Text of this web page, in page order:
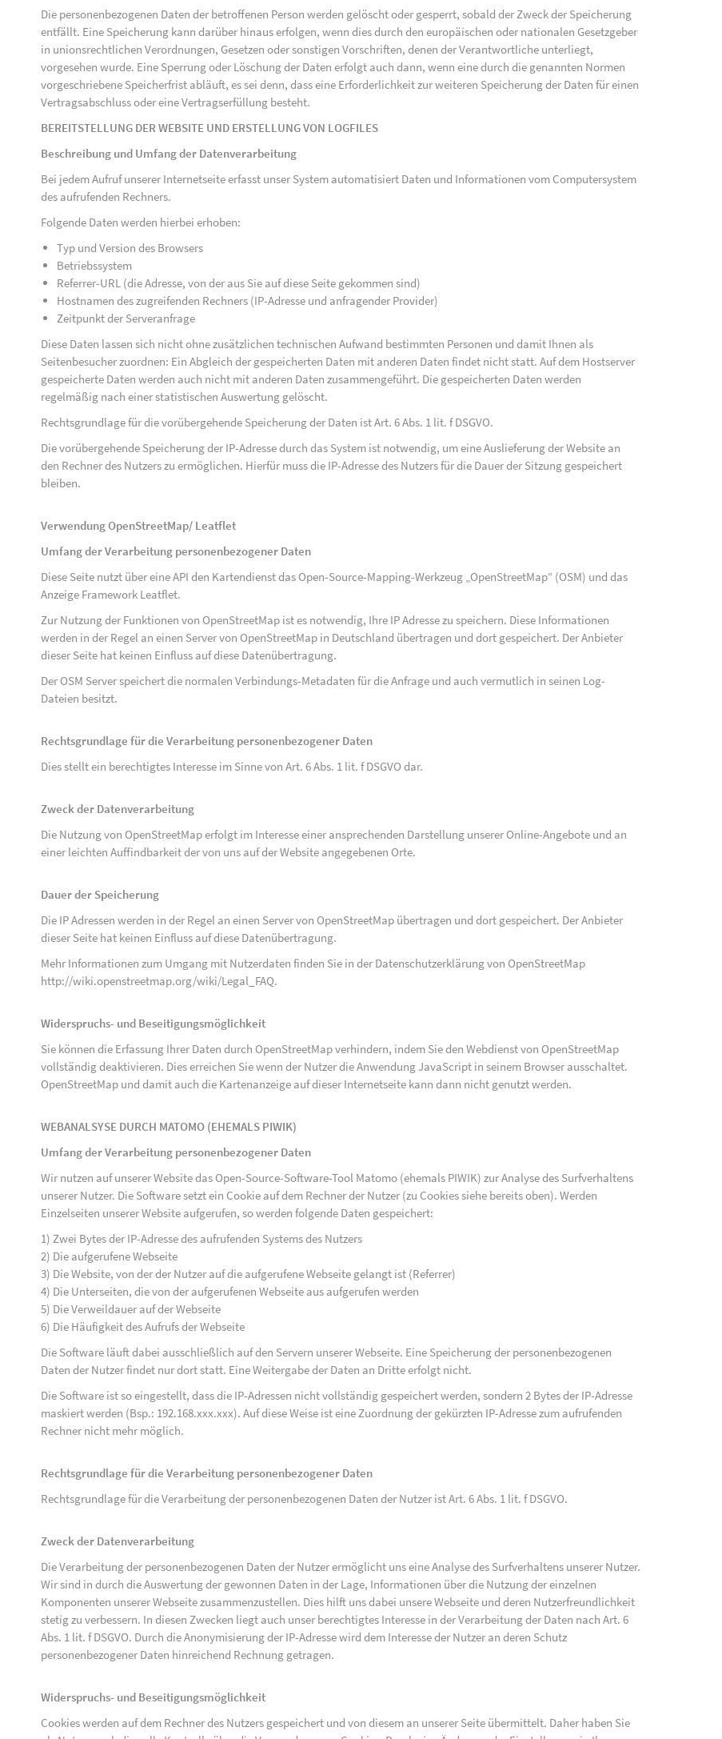
Die personenbezogenen Daten der betroffenen Person werden gelöscht oder gesperrt, sobald der Zweck der Speicherung
entfällt. Eine Speicherung kann darüber hinaus erfolgen, wenn dies durch den europäischen oder nationalen Gesetzgeber
in unionsrechtlichen Verordnungen, Gesetzen oder sonstigen Vorschriften, denen der Verantwortliche unterliegt,
vorgesehen wurde. Eine Sperrung oder Löschung der Daten erfolgt auch dann, wenn eine durch die genannten Normen
vorgeschriebene Speicherfrist abläuft, es sei denn, dass eine Erforderlichkeit zur weiteren Speicherung der Daten für einen
Vertragsabschluss oder eine Vertragserfüllung besteht.
BEREITSTELLUNG DER WEBSITE UND ERSTELLUNG VON LOGFILES
Beschreibung und Umfang der Datenverarbeitung
Bei jedem Aufruf unserer Internetseite erfasst unser System automatisiert Daten und Informationen vom Computersystem
des aufrufenden Rechners.
Folgende Daten werden hierbei erhoben:
Typ und Version des Browsers
Betriebssystem
Referrer-URL (die Adresse, von der aus Sie auf diese Seite gekommen sind)
Hostnamen des zugreifenden Rechners (IP-Adresse und anfragender Provider)
Zeitpunkt der Serveranfrage
Diese Daten lassen sich nicht ohne zusätzlichen technischen Aufwand bestimmten Personen und damit Ihnen als
Seitenbesucher zuordnen: Ein Abgleich der gespeicherten Daten mit anderen Daten findet nicht statt. Auf dem Hostserver
gespeicherte Daten werden auch nicht mit anderen Daten zusammengeführt. Die gespeicherten Daten werden
regelmäßig nach einer statistischen Auswertung gelöscht.
Rechtsgrundlage für die vorübergehende Speicherung der Daten ist Art. 6 Abs. 1 lit. f DSGVO.
Die vorübergehende Speicherung der IP-Adresse durch das System ist notwendig, um eine Auslieferung der Website an
den Rechner des Nutzers zu ermöglichen. Hierfür muss die IP-Adresse des Nutzers für die Dauer der Sitzung gespeichert
bleiben.
Verwendung OpenStreetMap/ Leatflet
Umfang der Verarbeitung personenbezogener Daten
Diese Seite nutzt über eine API den Kartendienst das Open-Source-Mapping-Werkzeug „OpenStreetMap“ (OSM) und das
Anzeige Framework Leatflet.
Zur Nutzung der Funktionen von OpenStreetMap ist es notwendig, Ihre IP Adresse zu speichern. Diese Informationen
werden in der Regel an einen Server von OpenStreetMap in Deutschland übertragen und dort gespeichert. Der Anbieter
dieser Seite hat keinen Einfluss auf diese Datenübertragung.
Der OSM Server speichert die normalen Verbindungs-Metadaten für die Anfrage und auch vermutlich in seinen Log-
Dateien besitzt.
Rechtsgrundlage für die Verarbeitung personenbezogener Daten
Dies stellt ein berechtigtes Interesse im Sinne von Art. 6 Abs. 1 lit. f DSGVO dar.
Zweck der Datenverarbeitung
Die Nutzung von OpenStreetMap erfolgt im Interesse einer ansprechenden Darstellung unserer Online-Angebote und an
einer leichten Auffindbarkeit der von uns auf der Website angegebenen Orte.
Dauer der Speicherung
Die IP Adressen werden in der Regel an einen Server von OpenStreetMap übertragen und dort gespeichert. Der Anbieter
dieser Seite hat keinen Einfluss auf diese Datenübertragung.
Mehr Informationen zum Umgang mit Nutzerdaten finden Sie in der Datenschutzerklärung von OpenStreetMap
http://wiki.openstreetmap.org/wiki/Legal_FAQ.
Widerspruchs- und Beseitigungsmöglichkeit
Sie können die Erfassung Ihrer Daten durch OpenStreetMap verhindern, indem Sie den Webdienst von OpenStreetMap
vollständig deaktivieren. Dies erreichen Sie wenn der Nutzer die Anwendung JavaScript in seinem Browser ausschaltet.
OpenStreetMap und damit auch die Kartenanzeige auf dieser Internetseite kann dann nicht genutzt werden.
WEBANALSYSE DURCH MATOMO (EHEMALS PIWIK)
Umfang der Verarbeitung personenbezogener Daten
Wir nutzen auf unserer Website das Open-Source-Software-Tool Matomo (ehemals PIWIK) zur Analyse des Surfverhaltens
unserer Nutzer. Die Software setzt ein Cookie auf dem Rechner der Nutzer (zu Cookies siehe bereits oben). Werden
Einzelseiten unserer Website aufgerufen, so werden folgende Daten gespeichert:
1) Zwei Bytes der IP-Adresse des aufrufenden Systems des Nutzers
2) Die aufgerufene Webseite
3) Die Website, von der der Nutzer auf die aufgerufene Webseite gelangt ist (Referrer)
4) Die Unterseiten, die von der aufgerufenen Webseite aus aufgerufen werden
5) Die Verweildauer auf der Webseite
6) Die Häufigkeit des Aufrufs der Webseite
Die Software läuft dabei ausschließlich auf den Servern unserer Webseite. Eine Speicherung der personenbezogenen
Daten der Nutzer findet nur dort statt. Eine Weitergabe der Daten an Dritte erfolgt nicht.
Die Software ist so eingestellt, dass die IP-Adressen nicht vollständig gespeichert werden, sondern 2 Bytes der IP-Adresse
maskiert werden (Bsp.: 192.168.xxx.xxx). Auf diese Weise ist eine Zuordnung der gekürzten IP-Adresse zum aufrufenden
Rechner nicht mehr möglich.
Rechtsgrundlage für die Verarbeitung personenbezogener Daten
Rechtsgrundlage für die Verarbeitung der personenbezogenen Daten der Nutzer ist Art. 6 Abs. 1 lit. f DSGVO.
Zweck der Datenverarbeitung
Die Verarbeitung der personenbezogenen Daten der Nutzer ermöglicht uns eine Analyse des Surfverhaltens unserer Nutzer.
Wir sind in durch die Auswertung der gewonnen Daten in der Lage, Informationen über die Nutzung der einzelnen
Komponenten unserer Webseite zusammenzustellen. Dies hilft uns dabei unsere Webseite und deren Nutzerfreundlichkeit
stetig zu verbessern. In diesen Zwecken liegt auch unser berechtigtes Interesse in der Verarbeitung der Daten nach Art. 6
Abs. 1 lit. f DSGVO. Durch die Anonymisierung der IP-Adresse wird dem Interesse der Nutzer an deren Schutz
personenbezogener Daten hinreichend Rechnung getragen.
Widerspruchs- und Beseitigungsmöglichkeit
Cookies werden auf dem Rechner des Nutzers gespeichert und von diesem an unserer Seite übermittelt. Daher haben Sie